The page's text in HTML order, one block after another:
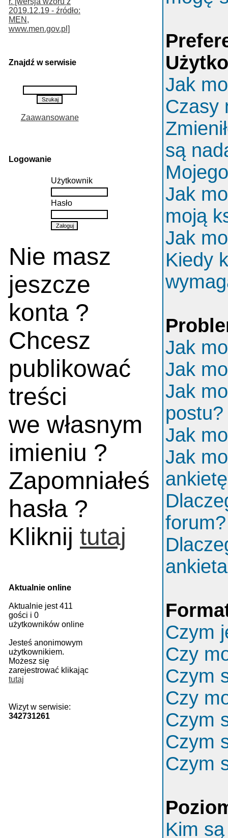
2019.12.19 - źródło:
MEN,
www.men.gov.pl]
Znajdź w serwisie
Zaawansowane
Logowanie
Użytkownik
Hasło
Nie masz
jeszcze
konta ?
Chcesz
publikować
treści
we własnym
imieniu ?
Zapomniałeś
hasła ?
Kliknij tutaj
Aktualnie online
Aktualnie jest 411
gości i 0
użytkowników online
Jesteś anonimowym
użytkownikiem.
Możesz się
zarejestrować klikając
tutaj
Wizyt w serwisie:
342731261
Jak
Czasy
są
Jak
moją
Jak
Kiedy
Jak
Jak
Jak
postu?
Jak
Jak
forum?
Czym
Czy
Czym
Czy
Czym
Czym
Czym
Kim